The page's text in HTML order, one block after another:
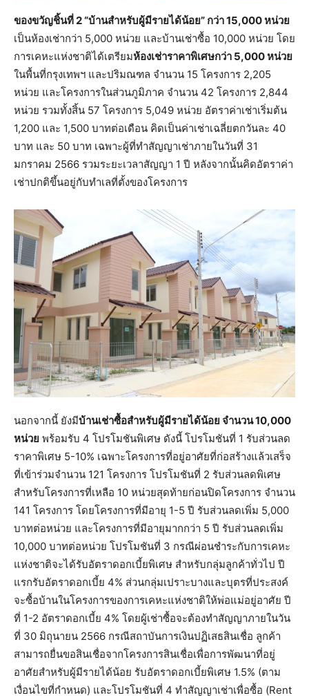
ของขวัญชิ้นที่ 2 “บ้านสำหรับผู้มีรายได้น้อย” กว่า 15,000 หน่วย
เป็นห้องเช่ากว่า 5,000 หน่วย และบ้านเช่าซื้อ 10,000 หน่วย โดย
การเคหะแห่งชาติได้เตรียมห้องเช่าราคาพิเศษกว่า 5,000 หน่วย
ในพื้นที่กรุงเทพฯ และปริมณฑล จำนวน 15 โครงการ 2,205
หน่วย และโครงการในส่วนภูมิภาค จำนวน 42 โครงการ 2,844
หน่วย รวมทั้งสิ้น 57 โครงการ 5,049 หน่วย อัตราค่าเช่าเริ่มต้น
1,200 และ 1,500 บาทต่อเดือน คิดเป็นค่าเช่าเฉลี่ยตกวันละ 40
บาท และ 50 บาท เฉพาะผู้ที่ทำสัญญาเช่าภายในวันที่ 31
มกราคม 2566 รวมระยะเวลาสัญญา 1 ปี หลังจากนั้นคิดอัตราค่า
เช่าปกติขึ้นอยู่กับทำเลที่ตั้งของโครงการ
นอกจากนี้ ยังมีบ้านเช่าซื้อสำหรับผู้มีรายได้น้อย จำนวน 10,000
หน่วย พร้อมรับ 4 โปรโมชันพิเศษ ดังนี้ โปรโมชันที่ 1 รับส่วนลด
ราคาพิเศษ 5-10% เฉพาะโครงการที่อยู่อาศัยที่ก่อสร้างแล้วเสร็จ
ที่เข้าร่วมจำนวน 121 โครงการ โปรโมชันที่ 2 รับส่วนลดพิเศษ
สำหรับโครงการที่เหลือ 10 หน่วยสุดท้ายก่อนปิดโครงการ จำนวน
141 โครงการ โดยโครงการที่มีอายุ 1-5 ปี รับส่วนลดเพิ่ม 5,000
บาทต่อหน่วย และโครงการที่มีอายุมากกว่า 5 ปี รับส่วนลดเพิ่ม
10,000 บาทต่อหน่วย โปรโมชันที่ 3 กรณีผ่อนชำระกับการเคหะ
แห่งชาติจะได้รับอัตราดอกเบี้ยพิเศษ สำหรับกลุ่มลูกค้าทั่วไป ปี
แรกรับอัตราดอกเบี้ย 4% ส่วนกลุ่มเปราะบางและบุตรที่ประสงค์
จะซื้อบ้านในโครงการของการเคหะแห่งชาติให้พ่อแม่อยู่อาศัย ปี
ที่ 1-2 อัตราดอกเบี้ย 4% โดยผู้เช่าซื้อจะต้องทำสัญญาภายในวัน
ที่ 30 มิถุนายน 2566 กรณีสถาบันการเงินปฏิเสธสินเชื่อ ลูกค้า
สามารถยื่นขอสินเชื่อจากโครงการสินเชื่อเพื่อการพัฒนาที่อยู่
อาศัยสำหรับผู้มีรายได้น้อย รับอัตราดอกเบี้ยพิเศษ 1.5% (ตาม
เงื่อนไขที่กำหนด) และโปรโมชันที่ 4 ทำสัญญาเช่าเพื่อซื้อ (Rent